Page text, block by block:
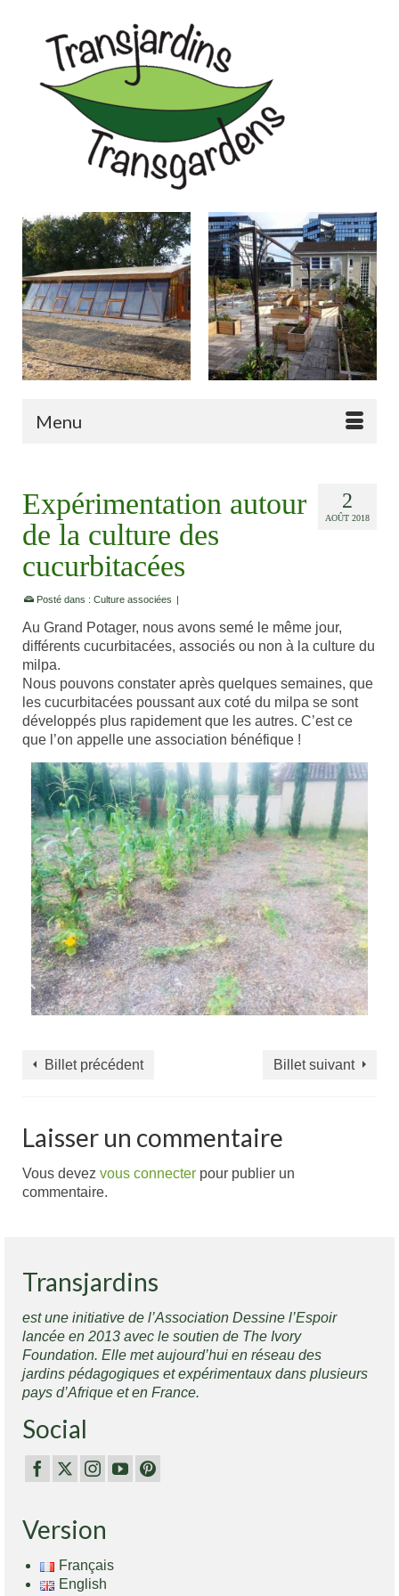
Menu
2
AOÛT 2018
Expérimentation autour
de la culture des
cucurbitacées
Posté dans : Culture associées |
Au Grand Potager, nous avons semé le même jour,
différents cucurbitacées, associés ou non à la culture du
milpa.
Nous pouvons constater après quelques semaines, que
les cucurbitacées poussant aux coté du milpa se sont
développés plus rapidement que les autres. C’est ce
que l’on appelle une association bénéfique !
Billet précédent Billet suivant
Laisser un commentaire
Vous devez vous connecter pour publier un
commentaire.
Transjardins
est une initiative de l’Association Dessine l’Espoir
lancée en 2013 avec le soutien de The Ivory
Foundation. Elle met aujourd’hui en réseau des
jardins pédagogiques et expérimentaux dans plusieurs
pays d’Afrique et en France.
Social
Version
Français
English